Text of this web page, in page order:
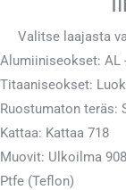
Valitse laajasta
Alumiiniseokset: AL
Titaaniseokset:
Ruostumaton teräs:
Kattaa: Kattaa 718
Muovit: Ulkoilma
Ptfe (Teflon)